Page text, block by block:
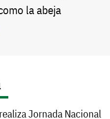
la abeja
Jornada Nacional